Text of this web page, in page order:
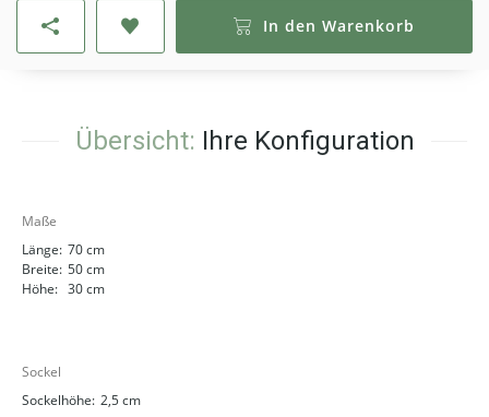
In den Warenkorb
Übersicht: Ihre Konfiguration
Maße
Länge: 70 cm
Breite: 50 cm
Höhe: 30 cm
Sockel
Sockelhöhe: 2,5 cm